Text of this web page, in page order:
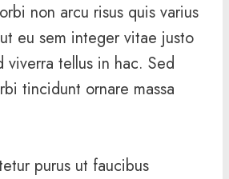
non arcu risus quis varius
eu sem integer vitae justo
viverra tellus in hac. Sed
tincidunt ornare massa
purus ut faucibus